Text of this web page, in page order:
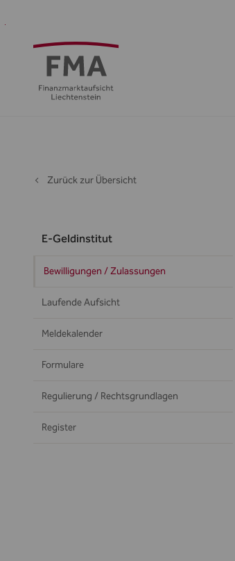
Regulierung
Öffentlichkeit
Zurück zur Übersicht
E-Geldinstitut
Bewilligungen / Zulassungen
Laufende Aufsicht
Meldekalender
Formulare
Regulierung / Rechtsgrundlagen
Register